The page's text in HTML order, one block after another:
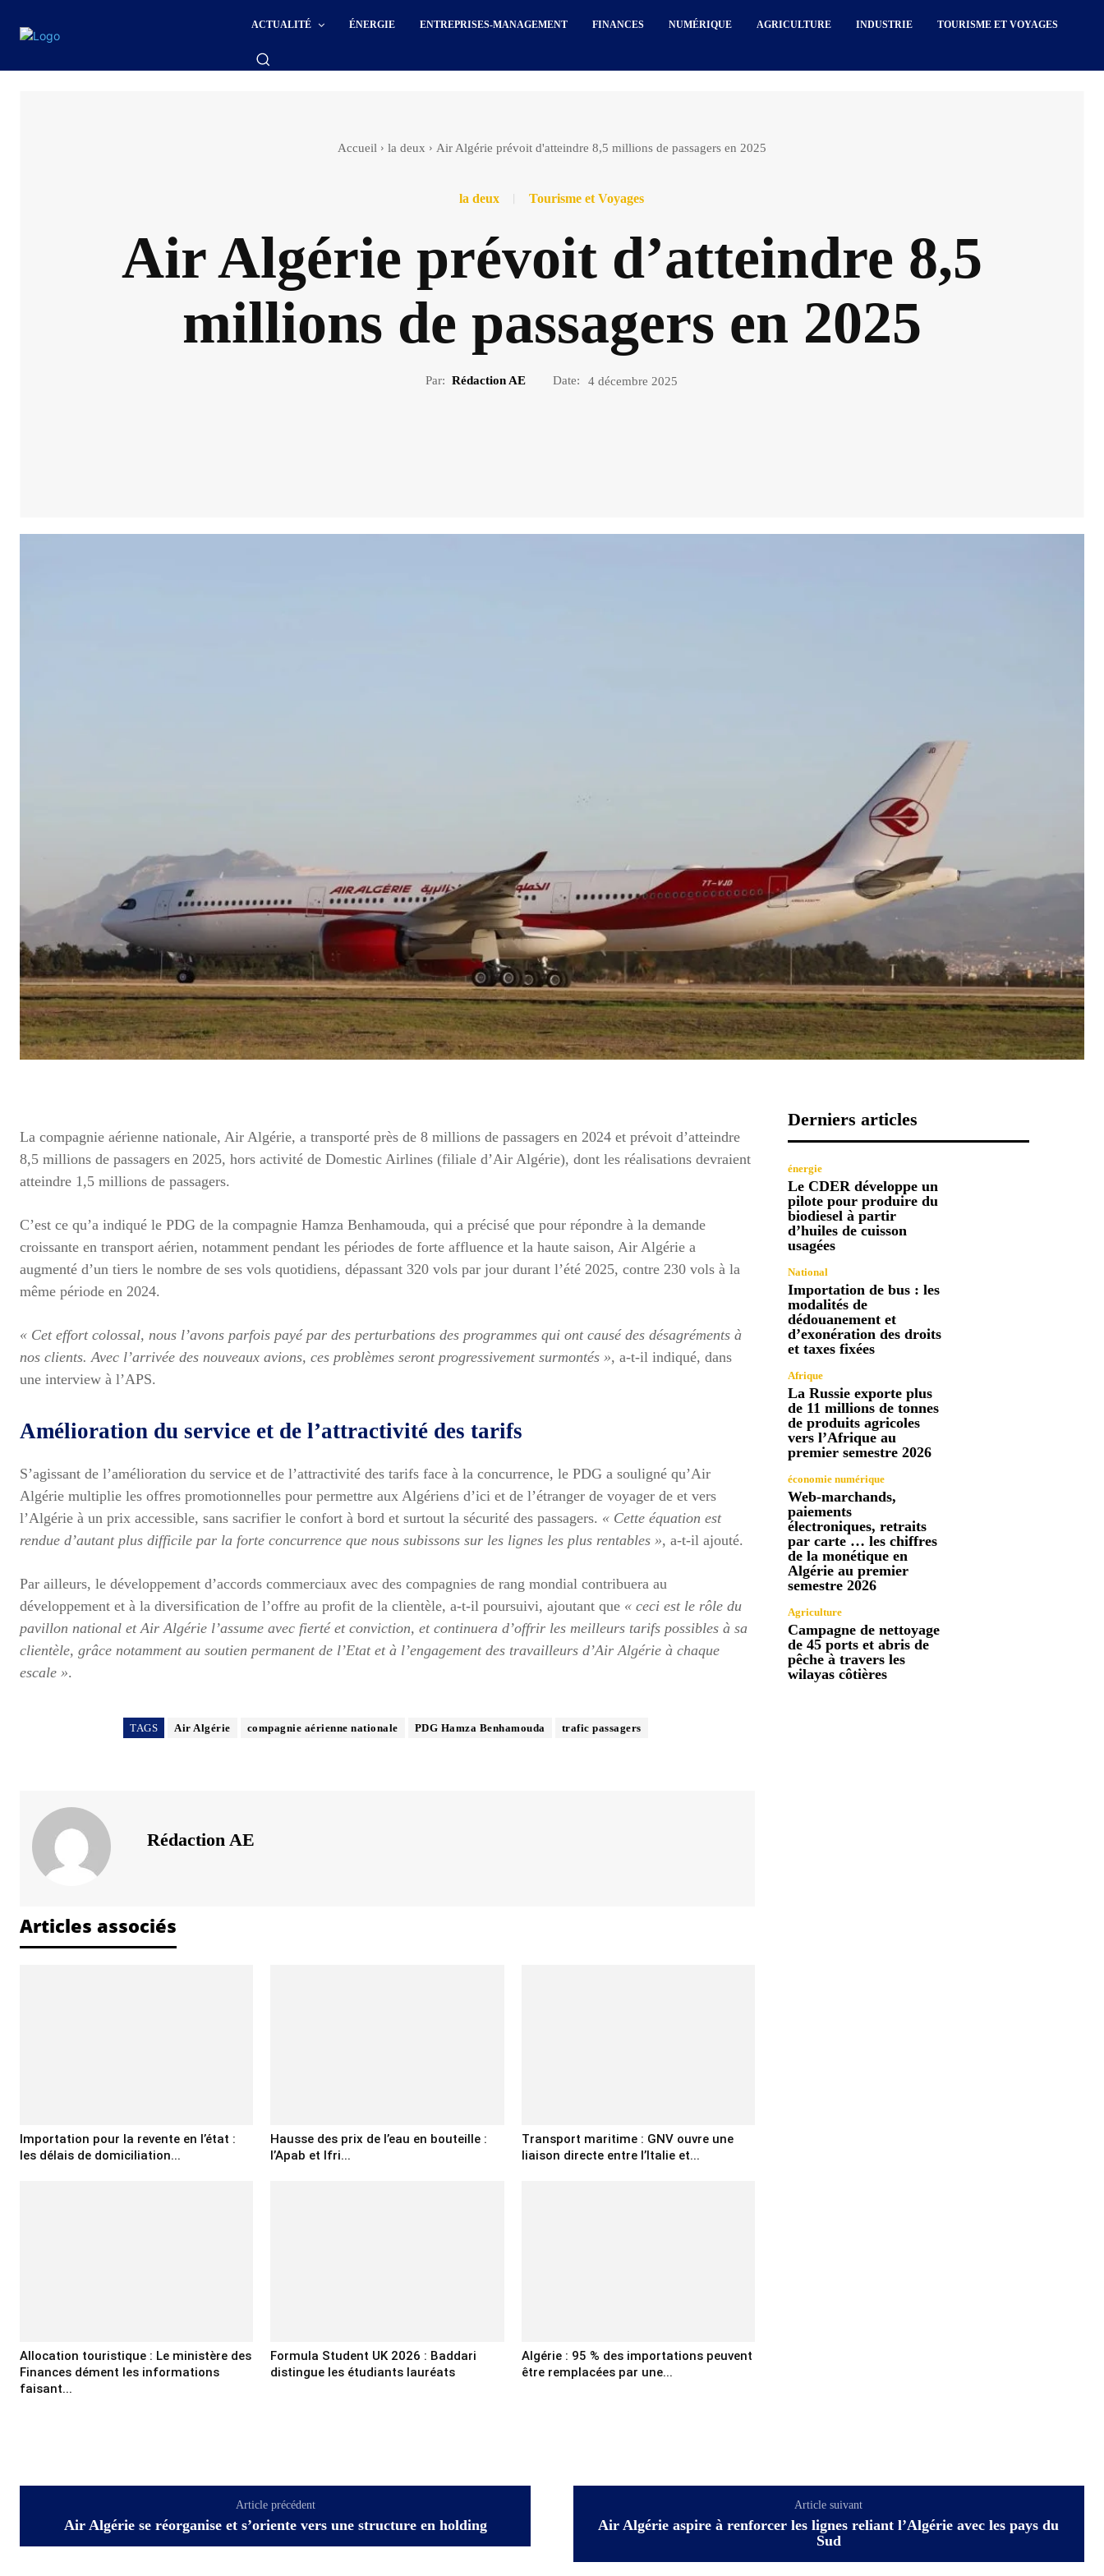
ACTUALITÉ ÉNERGIE ENTREPRISES-MANAGEMENT FINANCES NUMÉRIQUE AGRICULTURE INDUSTRIE TOURISME ET VOYAGES
Accueil la deux Air Algérie prévoit d'atteindre 8,5 millions de passagers en 2025
la deux Tourisme et Voyages
Air Algérie prévoit d’atteindre 8,5
millions de passagers en 2025
Par: Rédaction AE Date: 4 décembre 2025
La compagnie aérienne nationale, Air Algérie, a transporté près de 8 millions de passagers en 2024 et prévoit d’atteindre
8,5 millions de passagers en 2025, hors activité de Domestic Airlines (filiale d’Air Algérie), dont les réalisations devraient
atteindre 1,5 millions de passagers.
C’est ce qu’a indiqué le PDG de la compagnie Hamza Benhamouda, qui a précisé que pour répondre à la demande
croissante en transport aérien, notamment pendant les périodes de forte affluence et la haute saison, Air Algérie a
augmenté d’un tiers le nombre de ses vols quotidiens, dépassant 320 vols par jour durant l’été 2025, contre 230 vols à la
même période en 2024.
« Cet effort colossal, nous l’avons parfois payé par des perturbations des programmes qui ont causé des désagréments à
nos clients. Avec l’arrivée des nouveaux avions, ces problèmes seront progressivement surmontés », a-t-il indiqué, dans
une interview à l’APS.
Amélioration du service et de l’attractivité des tarifs
S’agissant de l’amélioration du service et de l’attractivité des tarifs face à la concurrence, le PDG a souligné qu’Air
Algérie multiplie les offres promotionnelles pour permettre aux Algériens d’ici et de l’étranger de voyager de et vers
l’Algérie à un prix accessible, sans sacrifier le confort à bord et surtout la sécurité des passagers. « Cette équation est
rendue d’autant plus difficile par la forte concurrence que nous subissons sur les lignes les plus rentables », a-t-il ajouté.
Par ailleurs, le développement d’accords commerciaux avec des compagnies de rang mondial contribuera au
développement et à la diversification de l’offre au profit de la clientèle, a-t-il poursuivi, ajoutant que « ceci est le rôle du
pavillon national et Air Algérie l’assume avec fierté et conviction, et continuera d’offrir les meilleurs tarifs possibles à sa
clientèle, grâce notamment au soutien permanent de l’Etat et à l’engagement des travailleurs d’Air Algérie à chaque
escale ».
TAGS Air Algérie compagnie aérienne nationale PDG Hamza Benhamouda trafic passagers
Rédaction AE
Articles associés
Importation pour la revente en l’état :
les délais de domiciliation...
Hausse des prix de l’eau en bouteille :
l’Apab et Ifri...
Transport maritime : GNV ouvre une
liaison directe entre l’Italie et...
Allocation touristique : Le ministère des
Finances dément les informations
faisant...
Formula Student UK 2026 : Baddari
distingue les étudiants lauréats
Algérie : 95 % des importations peuvent
être remplacées par une...
Derniers articles
énergie
Le CDER développe un
pilote pour produire du
biodiesel à partir
d’huiles de cuisson
usagées
National
Importation de bus : les
modalités de
dédouanement et
d’exonération des droits
et taxes fixées
Afrique
La Russie exporte plus
de 11 millions de tonnes
de produits agricoles
vers l’Afrique au
premier semestre 2026
économie numérique
Web-marchands,
paiements
électroniques, retraits
par carte … les chiffres
de la monétique en
Algérie au premier
semestre 2026
Agriculture
Campagne de nettoyage
de 45 ports et abris de
pêche à travers les
wilayas côtières
Article précédent
Air Algérie se réorganise et s’oriente vers une structure en holding
Article suivant
Air Algérie aspire à renforcer les lignes reliant l’Algérie avec les pays du
Sud